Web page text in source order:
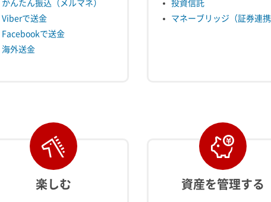
Viberで送金
Facebookで送金
海外送金
マネーブリッジ（証券連
楽しむ 資産を管理する